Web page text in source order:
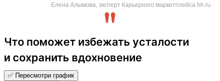
Елена Алымова, эксперт Карьерного маркетплейса hh.ru
Что поможет избежать усталости
и сохранить вдохновение
✅ Пересмотри график